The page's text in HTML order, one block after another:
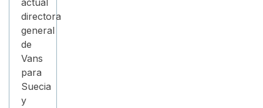
actual
directora
general
de
Vans
para
Suecia
y